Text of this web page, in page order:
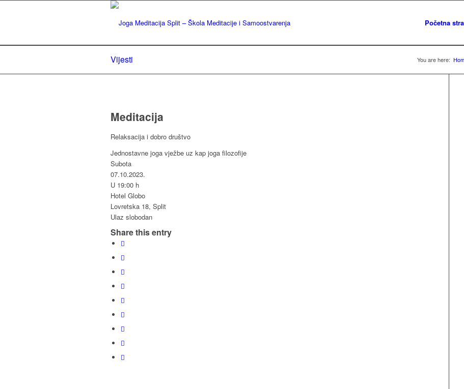
Početna
Vijesti You are here:
Meditacija
Relaksacija i dobro društvo
Jednostavne joga vježbe uz kap joga filozofije
Subota
07.10.2023.
U 19:00 h
Hotel Globo
Lovretska 18, Split
Ulaz slobodan
Share this entry